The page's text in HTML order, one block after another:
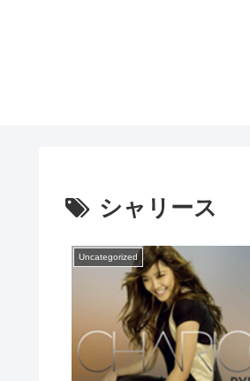
シャリース
Uncategorized